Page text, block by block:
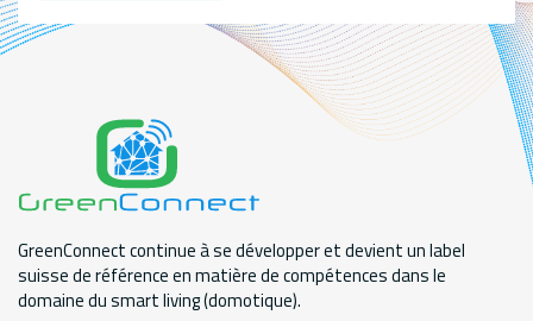
GreenConnect continue à se développer et devient un label
suisse de référence en matière de compétences dans le
domaine du smart living (domotique).